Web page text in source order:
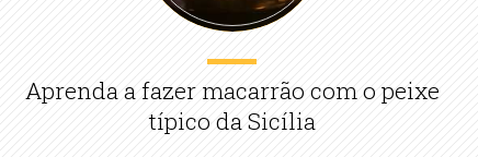
Aprenda a fazer macarrão com o peixe
típico da Sicília